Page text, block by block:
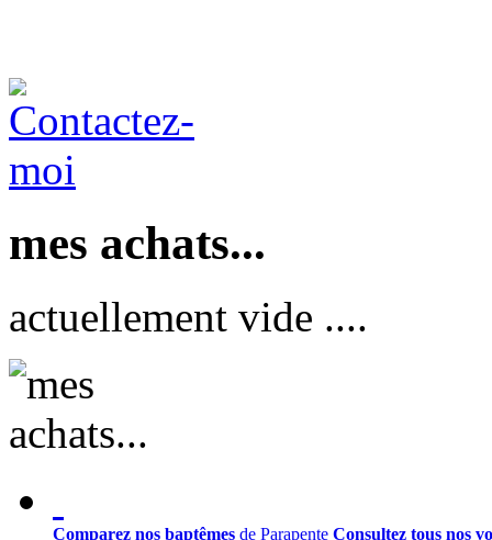
mes achats...
actuellement vide ....
Comparez nos baptêmes de Parapente Consultez tous nos